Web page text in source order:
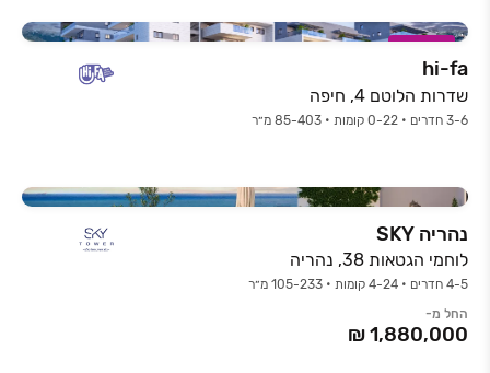
במבצע
hi-fa
שדרות הלוטם 4, חיפה
3-6 חדרים • 0-22 קומות • 85-403 מ״ר
נהריה SKY
לוחמי הגטאות 38, נהריה
4-5 חדרים • 4-24 קומות • 105-233 מ״ר
החל מ-